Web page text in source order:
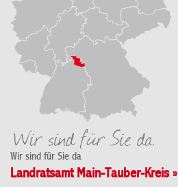
Wir sind für Sie da
Landratsamt Main-Tauber-Kreis »